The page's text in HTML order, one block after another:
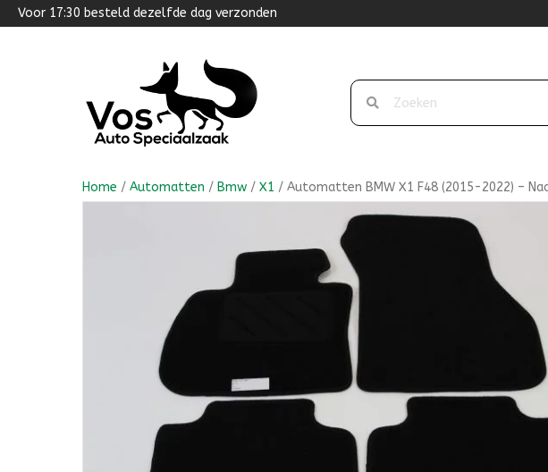
Voor 17:30 besteld dezelfde dag verzonden
Home / Automatten / Bmw / X1 / Automatten BMW X1 F48 (2015-2022) –